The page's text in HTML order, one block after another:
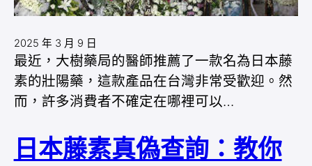
2025 年 3 月 9 日
最近，大樹藥局的醫師推薦了一款名為日本藤
素的壯陽藥，這款產品在台灣非常受歡迎。然
而，許多消費者不確定在哪裡可以…
日本藤素真偽查詢：教你